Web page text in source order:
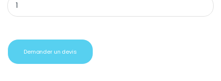
Demander un devis